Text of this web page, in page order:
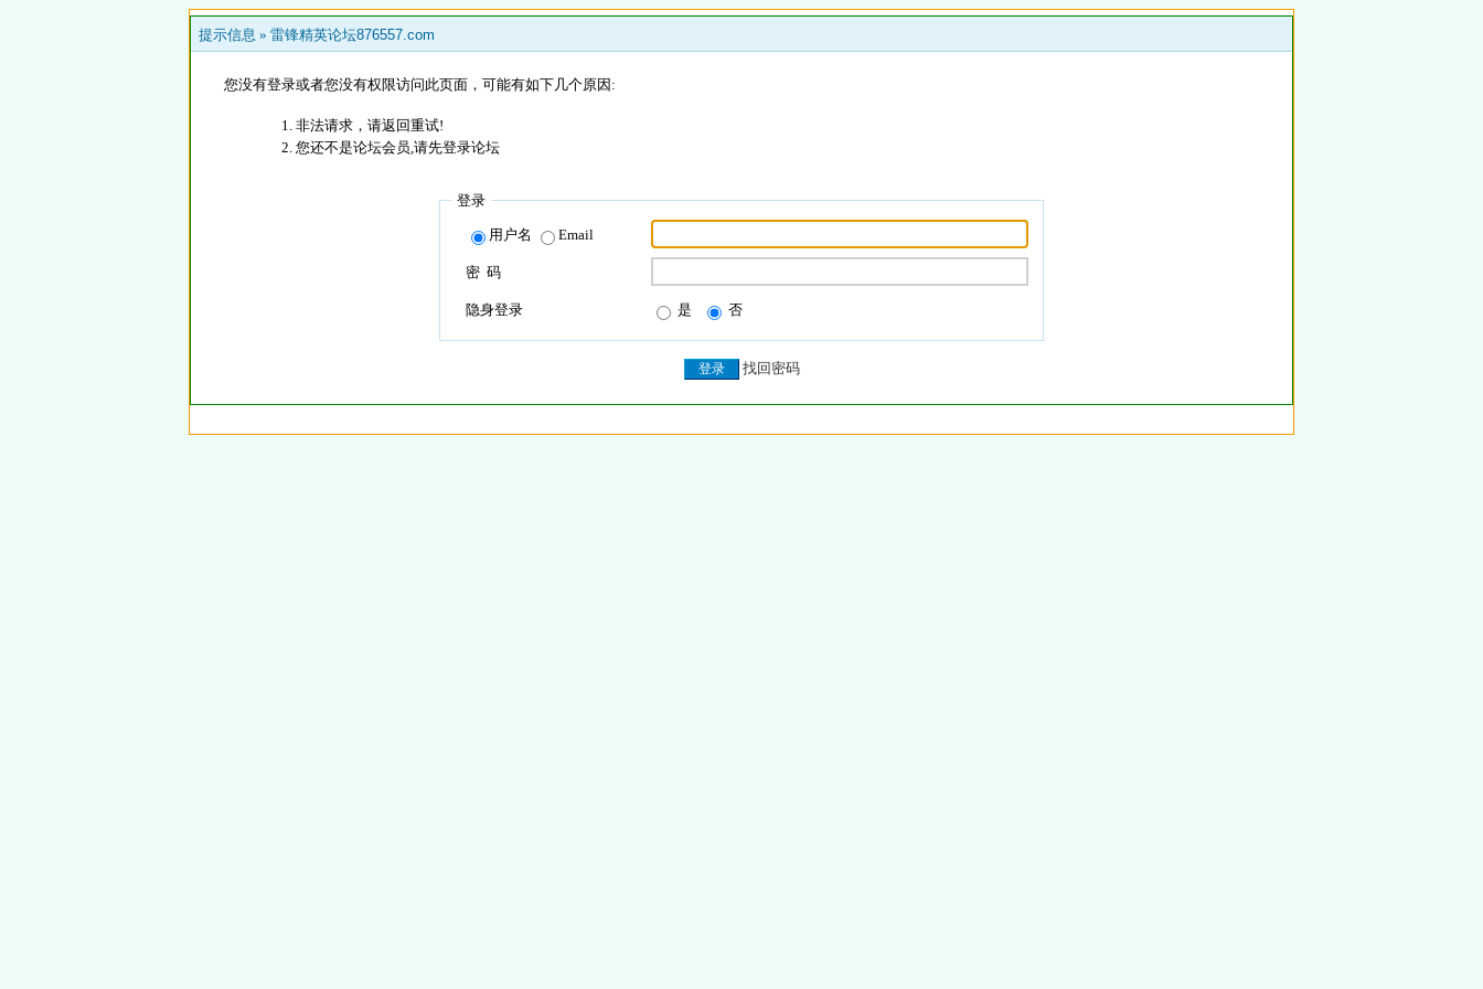
提示信息 » 雷锋精英论坛876557.com
您没有登录或者您没有权限访问此页面，可能有如下几个原因:
非法请求，请返回重试!
您还不是论坛会员,请先登录论坛
登录
用户名 Email
密 码
隐身登录 是 否
找回密码